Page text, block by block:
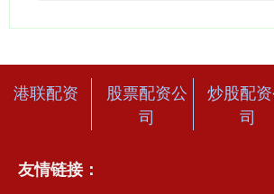
港联配资
股票配资公
司
炒股配
司
友情链接：